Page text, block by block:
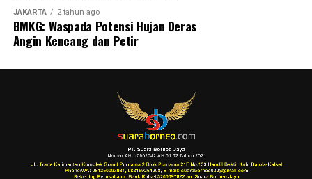
JAKARTA 2 tahun ago
BMKG: Waspada Potensi Hujan Deras
Angin Kencang dan Petir